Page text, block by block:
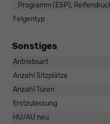
Programm (ESP),
Felgentyp
Sonstiges
Antriebsart
Anzahl Sitzplätze
Anzahl Türen
Erstzulassung
HU/AU neu